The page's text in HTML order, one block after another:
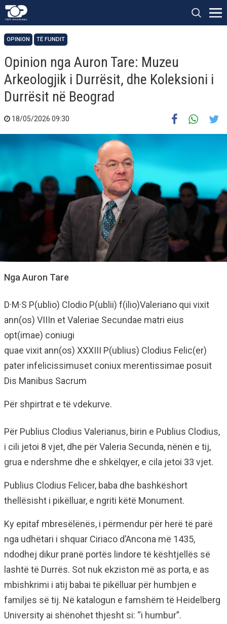
OPINION TË FUNDIT
Opinion nga Auron Tare: Muzeu
Arkeologjik i Durrësit, dhe Koleksioni i
Durrësit në Beograd
18/05/2026 09:30
Nga Auron Tare
D·M·S P(ublio) Clodio P(ublii) f(ilio)Valeriano qui vixit
ann(os) VIIIn et Valeriae Secundae matri eius
opt(imae) coniugi
quae vixit ann(os) XXXIII P(ublius) Clodius Felic(er)
pater infelicissimuset coniux merentissimae posuit
Dis Manibus Sacrum
Për shpirtrat e të vdekurve.
Për Publius Clodius Valerianus, birin e Publius Clodius,
i cili jetoi 8 vjet, dhe për Valeria Secunda, nënën e tij,
grua e ndershme dhe e shkëlqyer, e cila jetoi 33 vjet.
Publius Clodius Felicer, baba dhe bashkëshort
thellësisht i pikëlluar, e ngriti këtë Monument.
Ky epitaf mbresëlënës, i përmendur për herë të parë
nga udhëtari i shquar Ciriaco d’Ancona më 1435,
ndodhej dikur pranë portës lindore të kështjellës së
lashtë të Durrës. Sot nuk ekziston më as porta, e as
mbishkrimi i atij babai të pikëlluar për humbjen e
familjes së tij. Në katalogun e famshëm të Heidelberg
University ai shënohet thjesht si: “i humbur”.